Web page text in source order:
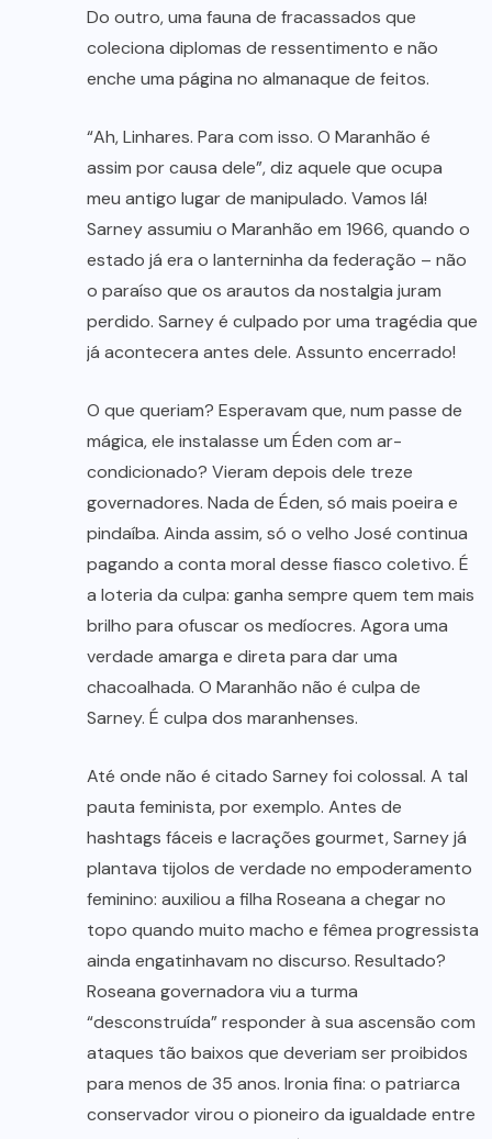
Do outro, uma fauna de fracassados que
coleciona diplomas de ressentimento e não
enche uma página no almanaque de feitos.
“Ah, Linhares. Para com isso. O Maranhão é
assim por causa dele”, diz aquele que ocupa
meu antigo lugar de manipulado. Vamos lá!
Sarney assumiu o Maranhão em 1966, quando o
estado já era o lanterninha da federação – não
o paraíso que os arautos da nostalgia juram
perdido. Sarney é culpado por uma tragédia que
já acontecera antes dele. Assunto encerrado!
O que queriam? Esperavam que, num passe de
mágica, ele instalasse um Éden com ar-
condicionado? Vieram depois dele treze
governadores. Nada de Éden, só mais poeira e
pindaíba. Ainda assim, só o velho José continua
pagando a conta moral desse fiasco coletivo. É
a loteria da culpa: ganha sempre quem tem mais
brilho para ofuscar os medíocres. Agora uma
verdade amarga e direta para dar uma
chacoalhada. O Maranhão não é culpa de
Sarney. É culpa dos maranhenses.
Até onde não é citado Sarney foi colossal. A tal
pauta feminista, por exemplo. Antes de
hashtags fáceis e lacrações gourmet, Sarney já
plantava tijolos de verdade no empoderamento
feminino: auxiliou a filha Roseana a chegar no
topo quando muito macho e fêmea progressista
ainda engatinhavam no discurso. Resultado?
Roseana governadora viu a turma
“desconstruída” responder à sua ascensão com
ataques tão baixos que deveriam ser proibidos
para menos de 35 anos. Ironia fina: o patriarca
conservador virou o pioneiro da igualdade entre